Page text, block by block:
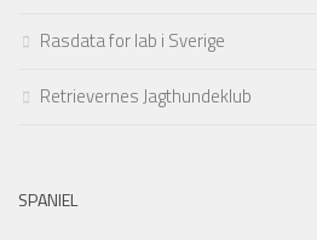
Rasdata for lab i Sverige
Retrievernes Jagthundeklub
SPANIEL